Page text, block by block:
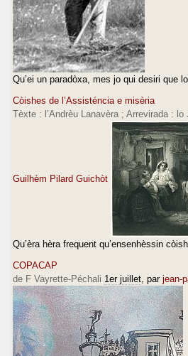
Qu’ei un paradòxa, mes jo qui desiri que
Còishes de l’Assisténcia e misèria
Tèxte : l’Andrèu Lanavèra ; Arrevirada :
Guilhèm Pilard Guichòt
Qu’èra hèra frequent qu’ensenhèssin
COPACAP
de F Vayrette-Péchali 1er juillet , par jean-